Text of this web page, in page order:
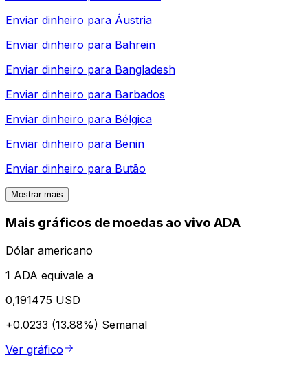
Enviar dinheiro para Áustria
Enviar dinheiro para Bahrein
Enviar dinheiro para Bangladesh
Enviar dinheiro para Barbados
Enviar dinheiro para Bélgica
Enviar dinheiro para Benin
Enviar dinheiro para Butão
Mostrar mais
Mais gráficos de moedas ao vivo ADA
Dólar americano
1 ADA equivale a
0,191475 USD
+0.0233 (13.88%) Semanal
Ver gráfico